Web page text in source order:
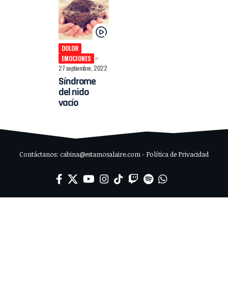
DOLOR
EMOCIONES
27 septiembre, 2022
Síndrome
del nido
vacío
Contáctanos: cabina@estamosalaire.com - Política de Privacidad